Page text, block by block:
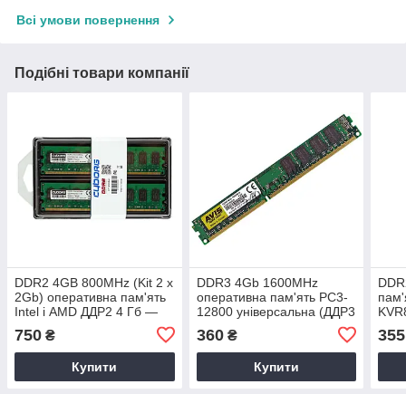
Всі умови повернення
Подібні товари компанії
DDR2 4GB 800MHz (Kit 2 х
2Gb) оперативна пам'ять
Intel і AMD ДДР2 4 Гб —
Cyborg CD2F800T6/4
750 ₴
Купити
DDR3 4Gb 1600MHz
оперативна пам'ять PC3-
12800 універсальна (ДДР3
4Гб) для INTEL і AMD AVIS
DDR3-1600 4096MB
360₴
Купити
Гб)
355